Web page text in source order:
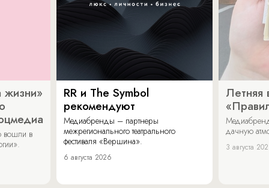
жизни»
вошли в
RR и The Symbol
рекомендуют
Медиабренды – партнеры
межрегионального театрального
фестиваля «Вершина».
6 августа 2026
Летняя
дачную
3 августа